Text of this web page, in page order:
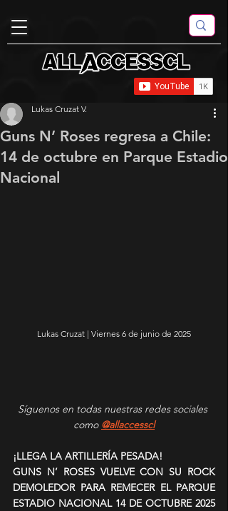
Guns N’ Roses regresa a Chile:
14 de octubre en Parque Estadio
Nacional
Lukas Cruzat V.
Lukas Cruzat | Viernes 6 de junio de 2025
Síguenos en todas nuestras redes sociales
como @allaccesscl
¡LLEGA LA ARTILLERÍA PESADA!
GUNS N’ ROSES VUELVE CON SU ROCK
DEMOLEDOR PARA REMECER EL PARQUE
ESTADIO NACIONAL 14 DE OCTUBRE 2025